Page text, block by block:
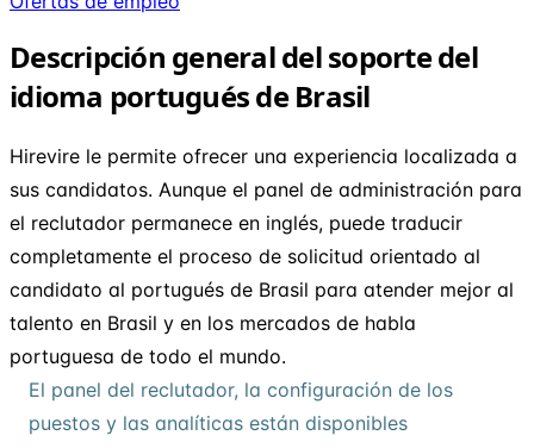
Descripción general del soporte del
idioma portugués de Brasil
Hirevire le permite ofrecer una experiencia localizada a
sus candidatos. Aunque el panel de administración para
el reclutador permanece en inglés, puede traducir
completamente el proceso de solicitud orientado al
candidato al portugués de Brasil para atender mejor al
talento en Brasil y en los mercados de habla
portuguesa de todo el mundo.
El panel del reclutador, la configuración de los
puestos y las analíticas están disponibles